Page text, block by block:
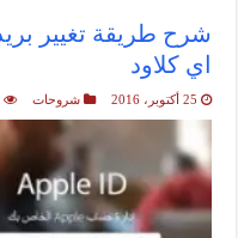
شرح طريقة تغيير
اي كلاود
25 أكتوبر، 2016 شروحات